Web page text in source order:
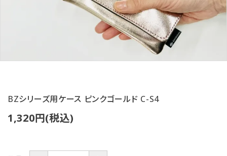
特定商取引法について
BZシリーズ用ケース ピンクゴールド C-S4
1,320円(税込)